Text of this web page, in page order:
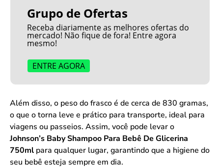
Grupo de Ofertas
Receba diariamente as melhores ofertas do
mercado! Não fique de fora! Entre agora
mesmo!
ENTRE AGORA
Além disso, o peso do frasco é de cerca de 830 gramas,
o que o torna leve e prático para transporte, ideal para
viagens ou passeios. Assim, você pode levar o
Johnson’s Baby Shampoo Para Bebê De Glicerina
750ml para qualquer lugar, garantindo que a higiene do
seu bebê esteja sempre em dia.